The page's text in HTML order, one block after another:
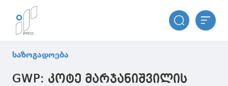
საზოგადოება
GWP: კოტე მარჯანიშვილის